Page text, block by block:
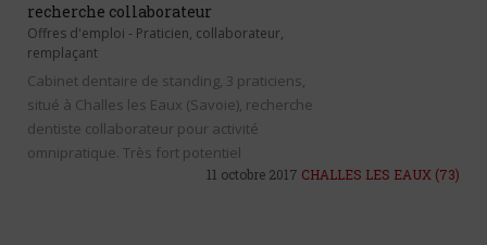
recherche collaborateur
Offres d'emploi - Praticien, collaborateur,
remplaçant
Cabinet dentaire de standing, 3 praticiens,
situé à Challes les Eaux (Savoie), recherche
dentiste collaborateur pour activité
omnipratique. Très fort potentiel
11 octobre 2017 CHALLES LES EAUX (73)